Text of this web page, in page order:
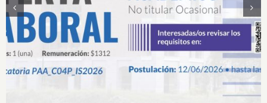
Convocatoria Proceso de Selección de Personal
de Apoyo Académico No Titular Ocasional
Presencial